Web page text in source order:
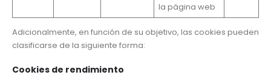
la página web
Adicionalmente, en función de su objetivo, las cookies pueden
clasificarse de la siguiente forma:
Cookies de rendimiento